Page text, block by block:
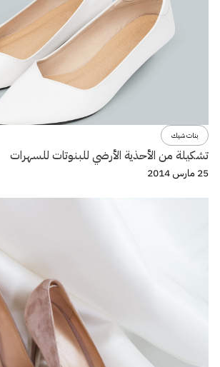
بنات شيك
تشكيلة من الأحذية الأرضي للبنوتات للسهرات
25 مارس 2014